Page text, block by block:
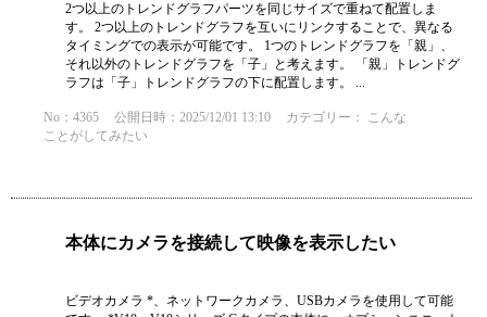
2つ以上のトレンドグラフパーツを同じサイズで重ねて配置しま
す。 2つ以上のトレンドグラフを互いにリンクすることで、異なる
タイミングでの表示が可能です。 1つのトレンドグラフを「親」、
それ以外のトレンドグラフを「子」と考えます。 「親」トレンドグ
ラフは「子」トレンドグラフの下に配置します。 ...
No：4365 公開日時：2025/12/01 13:10 カテゴリー： こんな
ことがしてみたい
本体にカメラを接続して映像を表示したい
ビデオカメラ *、ネットワークカメラ、USBカメラを使用して可能